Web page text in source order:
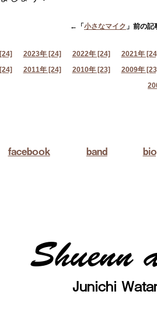
←「 小さなマイク 」前の
2023年 [24] 2022年 [24] 2021年
2011年 [24] 2010年 [23] 2009年
facebook band
Shuenn
Junichi